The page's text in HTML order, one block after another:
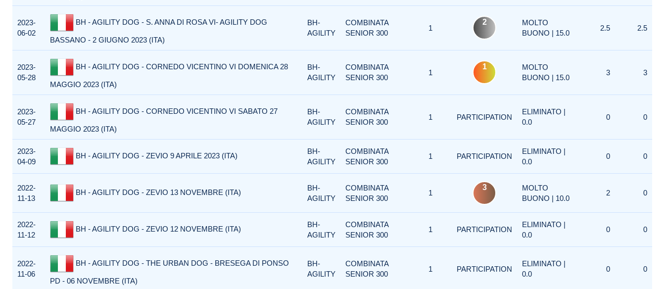
2023-
06-02
BH - AGILITY DOG - S. ANNA DI ROSA VI- AGILITY DOG
BASSANO - 2 GIUGNO 2023 (ITA)
BH-
AGILITY
COMBINATA
SENIOR 300
1
2
MOLTO
BUONO | 15.0
2.5 2.5
2023-
05-28
BH - AGILITY DOG - CORNEDO VICENTINO VI DOMENICA 28
MAGGIO 2023 (ITA)
BH-
AGILITY
COMBINATA
SENIOR 300
1
1
MOLTO
BUONO | 15.0
3 3
2023-
05-27
BH - AGILITY DOG - CORNEDO VICENTINO VI SABATO 27
MAGGIO 2023 (ITA)
BH-
AGILITY
COMBINATA
SENIOR 300
1 PARTICIPATION
ELIMINATO |
0.0
0 0
2023-
04-09
BH - AGILITY DOG - ZEVIO 9 APRILE 2023 (ITA)
BH-
AGILITY
COMBINATA
SENIOR 300
1 PARTICIPATION
ELIMINATO |
0.0
0 0
2022-
11-13
BH - AGILITY DOG - ZEVIO 13 NOVEMBRE (ITA)
BH-
AGILITY
COMBINATA
SENIOR 300
1
3
MOLTO
BUONO | 10.0
2 0
2022-
11-12
BH - AGILITY DOG - ZEVIO 12 NOVEMBRE (ITA)
BH-
AGILITY
COMBINATA
SENIOR 300
1 PARTICIPATION
ELIMINATO |
0.0
0 0
2022-
11-06
BH - AGILITY DOG - THE URBAN DOG - BRESEGA DI PONSO
PD - 06 NOVEMBRE (ITA)
BH-
AGILITY
COMBINATA
SENIOR 300
1 PARTICIPATION
ELIMINATO |
0.0
0 0